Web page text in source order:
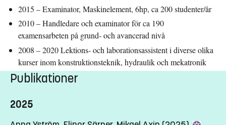
2015 – Examinator, Maskinelement, 6hp, ca 200 studenter/år
2010 – Handledare och examinator för ca 190
examensarbeten på grund- och avancerad nivå
2008 – 2020 Lektions- och laborationsassistent i diverse olika
kurser inom konstruktionsteknik, hydraulik och mekatronik
Publikationer
2025